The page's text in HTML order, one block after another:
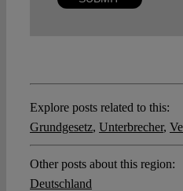
Explore posts related to this:
Grundgesetz, Unterbrecher,
Other posts about this region:
Deutschland